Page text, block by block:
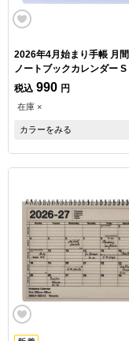
2026年4月始まり手帳 月
ノートブックカレンダー S
ル
税込 990 円
在庫 ×
カラーをみる